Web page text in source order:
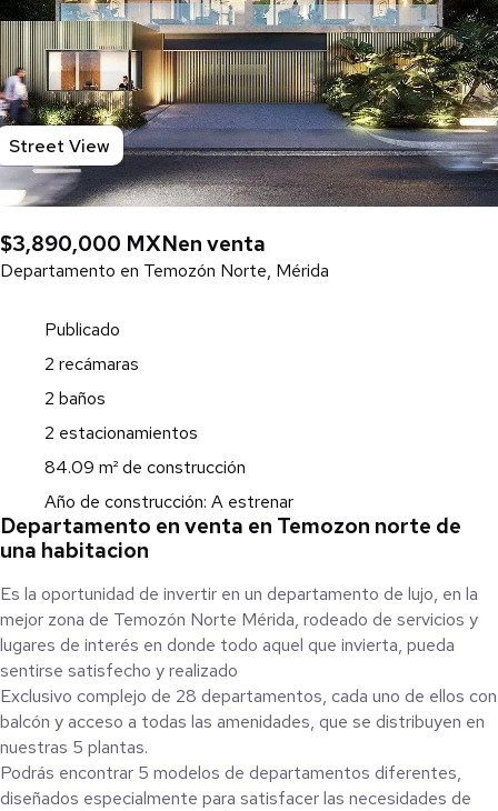
Street View
$3,890,000 MXNen venta
Departamento en Temozón Norte, Mérida
Publicado
2 recámaras
2 baños
2 estacionamientos
84.09 m² de construcción
Año de construcción: A estrenar
Departamento en venta en Temozon norte de
una habitacion
Es la oportunidad de invertir en un departamento de lujo, en la
mejor zona de Temozón Norte Mérida, rodeado de servicios y
lugares de interés en donde todo aquel que invierta, pueda
sentirse satisfecho y realizado
Exclusivo complejo de 28 departamentos, cada uno de ellos con
balcón y acceso a todas las amenidades, que se distribuyen en
nuestras 5 plantas.
Podrás encontrar 5 modelos de departamentos diferentes,
diseñados especialmente para satisfacer las necesidades de